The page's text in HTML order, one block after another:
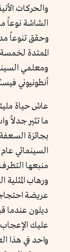
والحركات
الشاشة نوعاً
وحقق تنوعاً
الممتدة
ومعلمي
أنطونيوني
عاش حياة
ما تثير جدلاً
بجائزة
منبعها
ورهاب
عريضة
ديلون عندما
عليك
واحد في هذا